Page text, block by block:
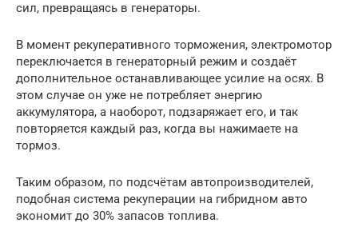
сил, превращаясь в генераторы.
В момент рекуперативного торможения, электромотор
переключается в генераторный режим и создаёт
дополнительное останавливающее усилие на осях. В
этом случае он уже не потребляет энергию
аккумулятора, а наоборот, подзаряжает его, и так
повторяется каждый раз, когда вы нажимаете на
тормоз.
Таким образом, по подсчётам автопроизводителей,
подобная система рекуперации на гибридном авто
экономит до 30% запасов топлива.